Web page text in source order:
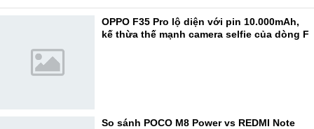
OPPO F35 Pro lộ diện với pin 10.000mAh,
kế thừa thế mạnh camera selfie của dòng F
So sánh POCO M8 Power vs REDMI Note